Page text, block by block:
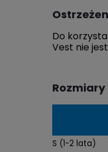
Do
Vest nie
Rozmiary
S (1-2 lata)